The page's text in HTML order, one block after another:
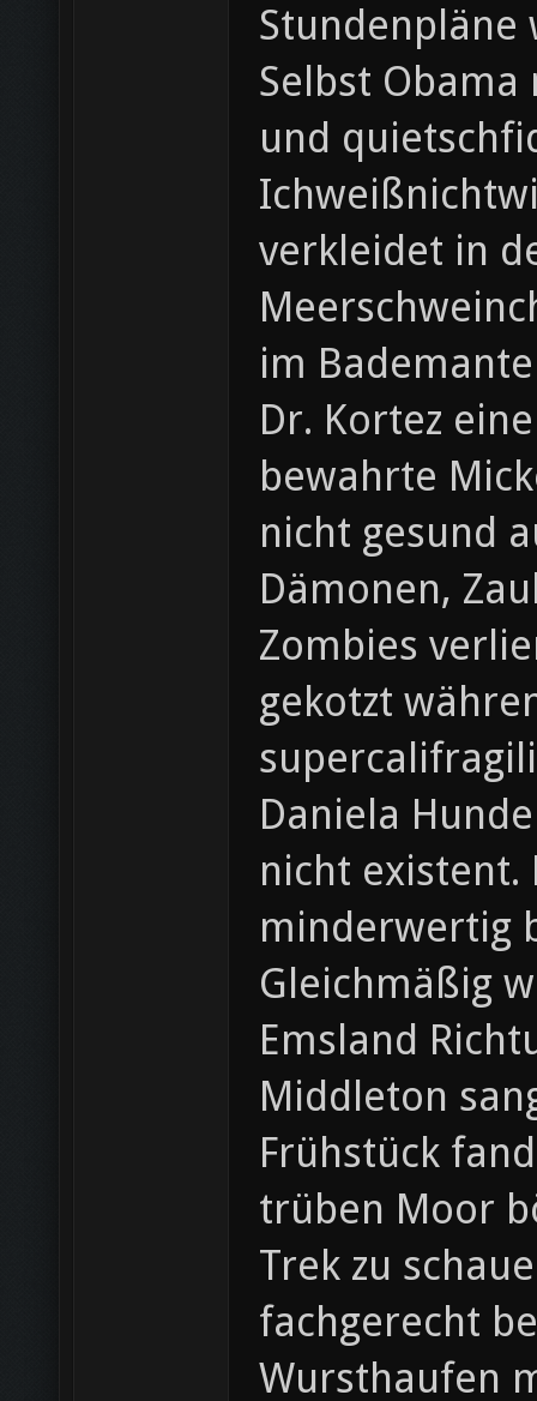
Stundenpläne
Selbst
und
verkleidet in
im
Dr. Kortez
bewahrte
nicht gesund
Dämonen,
Zombies
gekotzt
Daniela
nicht existent.
minderwertig
Gleichmäßig
Emsland
Middleton
Frühstück
trüben Moor
Trek zu
fachgerecht
Wursthaufen